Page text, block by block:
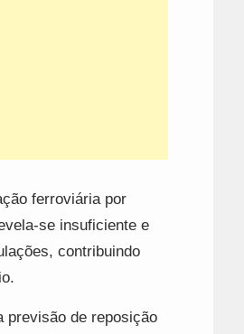
ferroviária por
se insuficiente e
contribuindo
previsão de reposição